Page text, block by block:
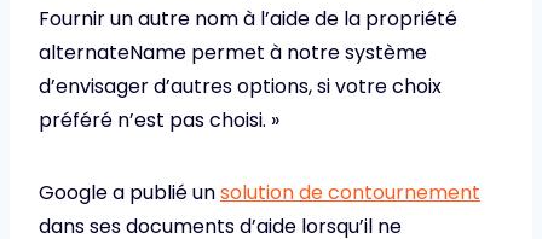
Fournir un autre nom à l’aide de la propriété
alternateName permet à notre système
d’envisager d’autres options, si votre choix
préféré n’est pas choisi. »
Google a publié unsolution de contournement
dans ses documents d’aide lorsqu’il ne